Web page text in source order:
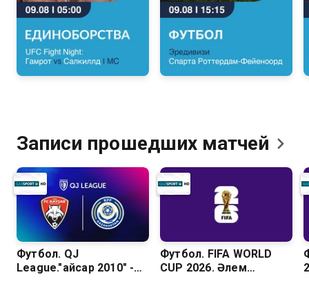
Записи прошедших матчей
Футбол. QJ
League."Қайсар 2010" -
Футбол. FIFA WORLD
CUP 2026. Әлем